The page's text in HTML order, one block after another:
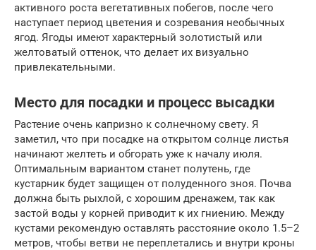
активного роста вегетативных побегов, после чего
наступает период цветения и созревания необычных
ягод. Ягоды имеют характерный золотистый или
желтоватый оттенок, что делает их визуально
привлекательными.
Место для посадки и процесс высадки
Растение очень капризно к солнечному свету. Я
заметил, что при посадке на открытом солнце листья
начинают желтеть и обгорать уже к началу июля.
Оптимальным вариантом станет полутень, где
кустарник будет защищен от полуденного зноя. Почва
должна быть рыхлой, с хорошим дренажем, так как
застой воды у корней приводит к их гниению. Между
кустами рекомендую оставлять расстояние около 1.5–2
метров, чтобы ветви не переплетались и внутри кроны